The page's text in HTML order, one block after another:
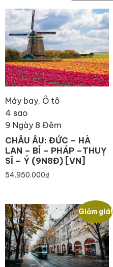
Máy bay, Ô tô
4 sao
9 Ngày 8 Đêm
CHÂU ÂU: ĐỨC – HÀ
LAN – BỈ – PHÁP –THUỴ
SĨ – Ý (9N8Đ) [VN]
54.950.000₫
Giảm giá!